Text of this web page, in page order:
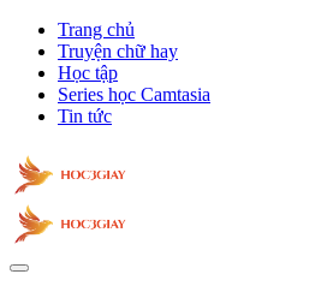
Trang chủ
Truyện chữ hay
Học tập
Series học Camtasia
Tin tức